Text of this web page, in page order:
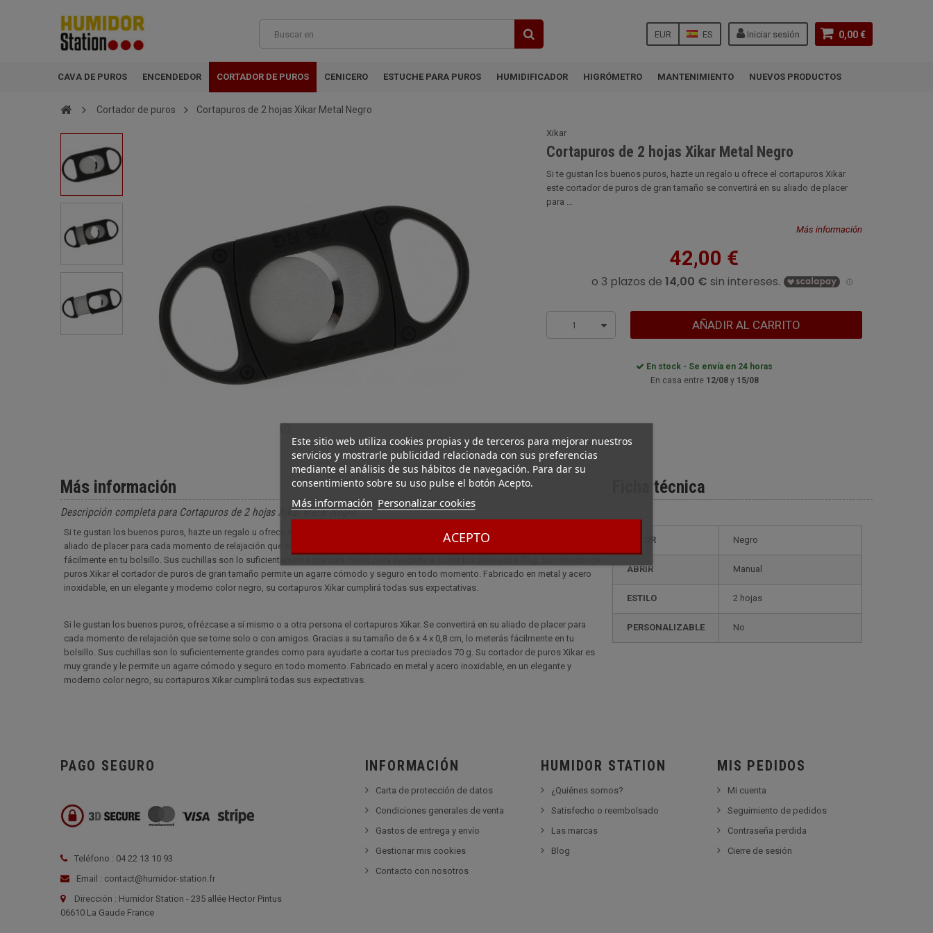
0,00 €
Iniciar sesión
ES
EUR
CAVA DE PUROS ENCENDEDOR CORTADOR DE PUROS CENICERO ESTUCHE PARA PUROS HUMIDIFICADOR HIGRÓMETRO MANTENIMIENTO NUEVOS PRODUCTOS
Este sitio web utiliza cookies propias y de terceros para mejorar nuestros
servicios y mostrarle publicidad relacionada con sus preferencias
mediante el análisis de sus hábitos de navegación. Para dar su
consentimiento sobre su uso pulse el botón Acepto.
Más información Personalizar cookies
ACEPTO
Cortador de puros Cortapuros de 2 hojas Xikar Metal Negro
Xikar
Cortapuros de 2 hojas Xikar Metal Negro
Si te gustan los buenos puros, hazte un regalo u ofrece el cortapuros Xikar
este cortador de puros de gran tamaño se convertirá en su aliado de placer
para ...
Más información
42,00 €
1 AÑADIR AL CARRITO
En stock - Se envía en 24 horas
En casa entre 12/08y 15/08
Ficha técnica
COLOR Negro
ABRIR Manual
ESTILO 2 hojas
PERSONALIZABLE no
Más información
Descripción completa para Cortapuros de 2 hojas Xikar Metal Negro
Si te gustan los buenos puros, hazte un regalo u ofrece el cortapuros Xikar este cortador de puros de gran tamaño se convertirá en su
aliado de placer para cada momento de relajación que se tome solo o con amigos. Gracias a su tamaño de 6 x 4 x 0,8 cm, lo meterás
fácilmente en tu bolsillo. Sus cuchillas son lo suficientemente grandes como para ayudarte a cortar tus preciados 70 g. Su cortador de
puros Xikar el cortador de puros de gran tamaño permite un agarre cómodo y seguro en todo momento. Fabricado en metal y acero
inoxidable, en un elegante y moderno color negro, su cortapuros Xikar cumplirá todas sus expectativas.
Si le gustan los buenos puros, ofrézcase a sí mismo o a otra persona el cortapuros Xikar. Se convertirá en su aliado de placer para
cada momento de relajación que se tome solo o con amigos. Gracias a su tamaño de 6 x 4 x 0,8 cm, lo meterás fácilmente en tu
bolsillo. Sus cuchillas son lo suficientemente grandes como para ayudarte a cortar tus preciados 70 g. Su cortador de puros Xikar es
muy grande y le permite un agarre cómodo y seguro en todo momento. Fabricado en metal y acero inoxidable, en un elegante y
moderno color negro, su cortapuros Xikar cumplirá todas sus expectativas.
PAGO SEGURO
Teléfono : 04 22 13 10 93
Email : contact@humidor-station.fr
Dirección : Humidor Station - 235 allée Hector Pintus
06610 La Gaude France
INFORMACIÓN
Carta de protección de datos
Condiciones generales de venta
Gastos de entrega y envío
Gestionar mis cookies
Contacto con nosotros
HUMIDOR STATION
¿Quiénes somos?
Satisfecho o reembolsado
Las marcas
Blog
MIS PEDIDOS
Mi cuenta
Seguimiento de pedidos
Contraseña perdida
Cierre de sesión